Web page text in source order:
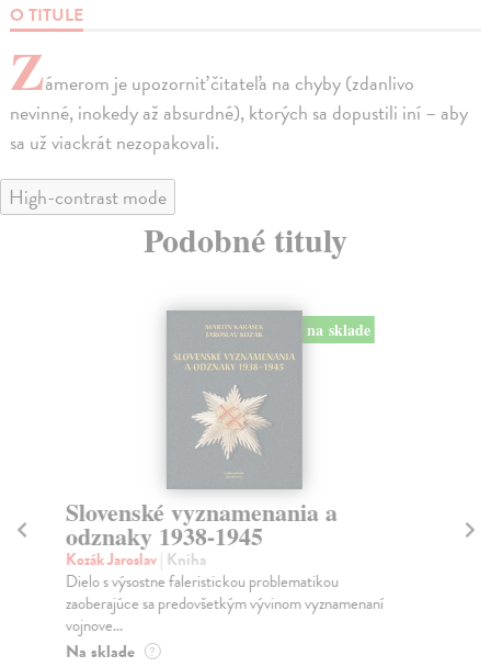
O TITULE
Zámerom je upozorniť čitateľa na chyby (zdanlivo
nevinné, inokedy až absurdné), ktorých sa dopustili iní – aby
sa už viackrát nezopakovali.
High-contrast mode
Podobné tituly
na sklade
Slovenské vyznamenania a
odznaky 1938-1945
Kozák Jaroslav| Kniha
Dielo s výsostne faleristickou problematikou
zaoberajúce sa predovšetkým vývinom vyznamenaní
vojnove...
Na sklade ?